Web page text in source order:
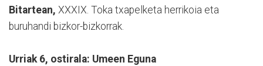
Bitartean, XXXIX. Toka txapelketa herrikoia eta
buruhandi bizkor-bizkorrak.
Urriak 6, ostirala: Umeen Eguna